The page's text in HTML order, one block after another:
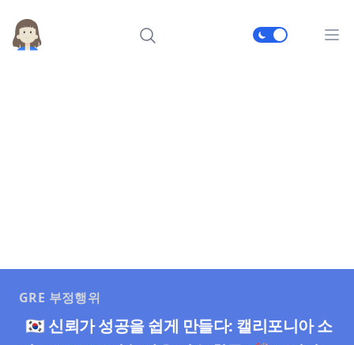
메
GRE 부정행위
🇰🇷 신뢰가 성공을 쉽게 만들다: 캘리포니아 소